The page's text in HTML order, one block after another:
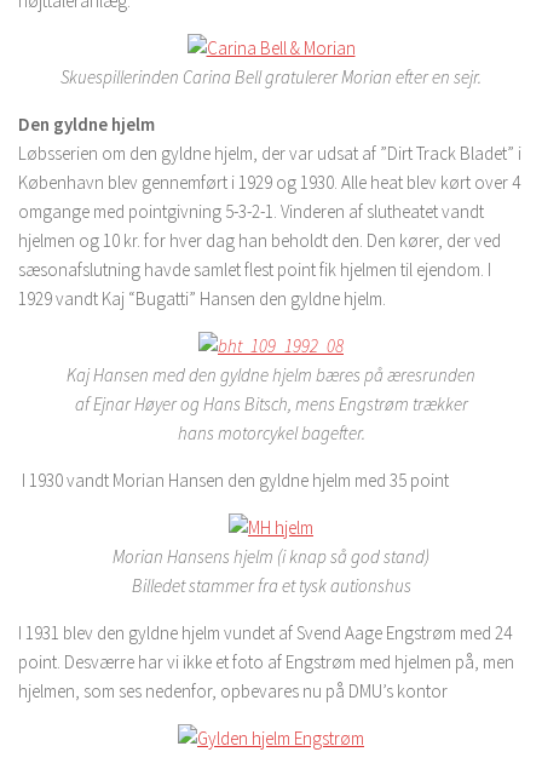
Skuespillerinden Carina Bell gratulerer Morian efter en sejr.
Den gyldne hjelm
Løbsserien om den gyldne hjelm, der var udsat af ”Dirt Track Bladet” i
København blev gennemført i 1929 og 1930. Alle heat blev kørt over 4
omgange med pointgivning 5-3-2-1. Vinderen af slutheatet vandt
hjelmen og 10 kr. for hver dag han beholdt den. Den kører, der ved
sæsonafslutning havde samlet flest point fik hjelmen til ejendom. I
1929 vandt Kaj “Bugatti” Hansen den gyldne hjelm.
Kaj Hansen med den gyldne hjelm bæres på æresrunden
af Ejnar Høyer og Hans Bitsch, mens Engstrøm trækker
hans motorcykel bagefter.
I 1930 vandt Morian Hansen den gyldne hjelm med 35 point
Morian Hansens hjelm (i knap så god stand)
Billedet stammer fra et tysk autionshus
I 1931 blev den gyldne hjelm vundet af Svend Aage Engstrøm med 24
point. Desværre har vi ikke et foto af Engstrøm med hjelmen på, men
hjelmen, som ses nedenfor, opbevares nu på DMU’s kontor